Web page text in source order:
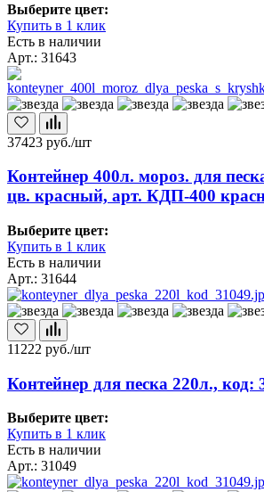
Выберите цвет:
Купить в 1 клик
Есть в наличии
Арт.: 31643
37423 руб./шт
Контейнер 400л. мороз. для
цв. красный, арт. КДП-400
Выберите цвет:
Купить в 1 клик
Есть в наличии
Арт.: 31644
11222 руб./шт
Контейнер для песка 220л., код:
Выберите цвет:
Купить в 1 клик
Есть в наличии
Арт.: 31049